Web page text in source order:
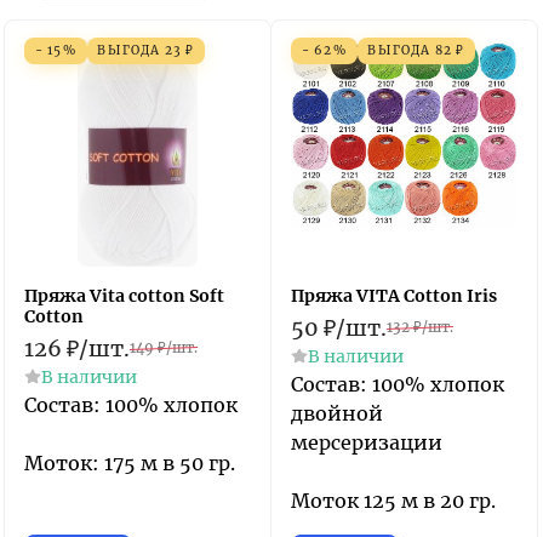
- 15% ВЫГОДА 23 ₽
Пряжа Vita cotton Soft
Cotton
126 ₽/шт.149 ₽/шт.
В наличии
Состав: 100% хлопок
Моток: 175 м в 50 гр.
- 62% ВЫГОДА 82 ₽
Пряжа VITA Cotton Iris
50 ₽/шт.132 ₽/шт.
В наличии
Состав: 100% хлопок
двойной
мерсеризации
Моток 125 м в 20 гр.